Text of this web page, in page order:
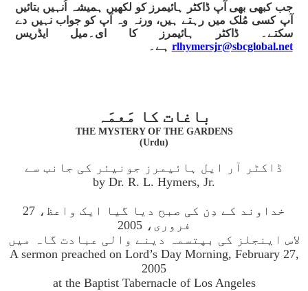
جب کبھی بھی آپ ڈاکٹر ہائیمرز کو لکھیں ہمیشہ اُنہیں بتائیں
آپ کسی مُلک میں رہتے ہیں، ورنہ وہ آپ کو جواب نہیں دے
سکتے۔ ڈاکٹر ہائیمرز کا ای۔میل ایڈریس
rlhymersjr@sbcglobal.net ہے۔
باغات کا مَعمَہ
THE MYSTERY OF THE GARDENS
(Urdu)
ڈاکٹر آر ایل ہائیمرز جونیئر کی جانب سے
by Dr. R. L. Hymers, Jr.
خداوند کے دِن کی صبح دیا گیا ایک واعظ، 27
فروری، 2005
لاس اینجلز کی بپتسمہ دینے والی عبادت گاہ میں
A sermon preached on Lord’s Day Morning, February 27,
2005
at the Baptist Tabernacle of Los Angeles